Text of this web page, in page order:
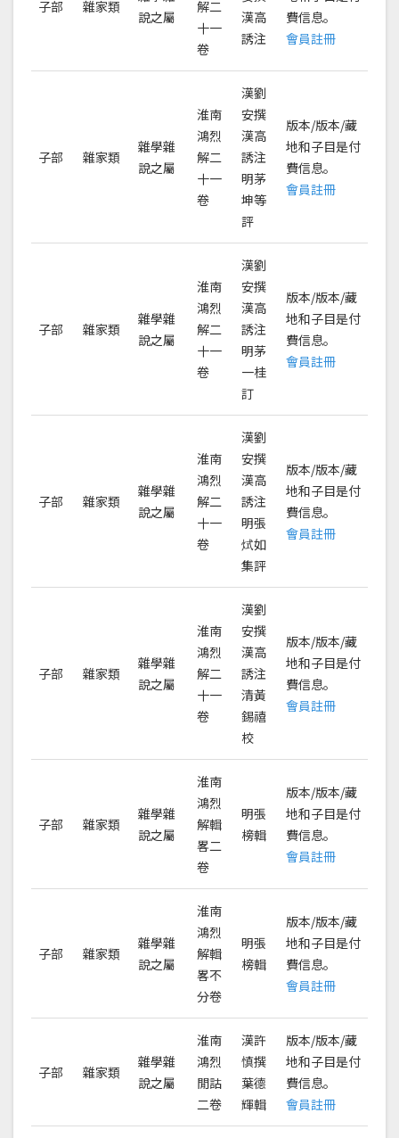
子部 雜家類
說之屬
解二
十一
卷
漢高
誘注
費信息。
會員註冊
子部 雜家類
雜學雜
說之屬
淮南
鴻烈
解二
十一
卷
漢劉
安撰
漢高
誘注
明茅
坤等
評
版本/版本/藏
地和子目是付
費信息。
會員註冊
子部 雜家類
雜學雜
說之屬
淮南
鴻烈
解二
十一
卷
漢劉
安撰
漢高
誘注
明茅
一桂
訂
版本/版本/藏
地和子目是付
費信息。
會員註冊
子部 雜家類
雜學雜
說之屬
淮南
鴻烈
解二
十一
卷
漢劉
安撰
漢高
誘注
明張
烒如
集評
版本/版本/藏
地和子目是付
費信息。
會員註冊
子部 雜家類
雜學雜
說之屬
淮南
鴻烈
解二
十一
卷
漢劉
安撰
漢高
誘注
清黃
錫禧
校
版本/版本/藏
地和子目是付
費信息。
會員註冊
子部 雜家類
雜學雜
說之屬
淮南
鴻烈
解輯
畧二
卷
明張
榜輯
版本/版本/藏
地和子目是付
費信息。
會員註冊
子部 雜家類
雜學雜
說之屬
淮南
鴻烈
解輯
畧不
分卷
明張
榜輯
版本/版本/藏
地和子目是付
費信息。
會員註冊
子部 雜家類
雜學雜
說之屬
淮南
鴻烈
閒詁
二卷
漢許
慎撰
葉德
輝輯
版本/版本/藏
地和子目是付
費信息。
會員註冊